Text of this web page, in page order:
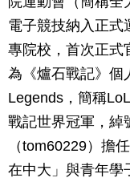
電子競技納入正式
專院校，首次正式
為《爐石戰記》個
Legends，簡稱
戰記世界冠軍，綽
（tom60229）擔
在中大」與青年學